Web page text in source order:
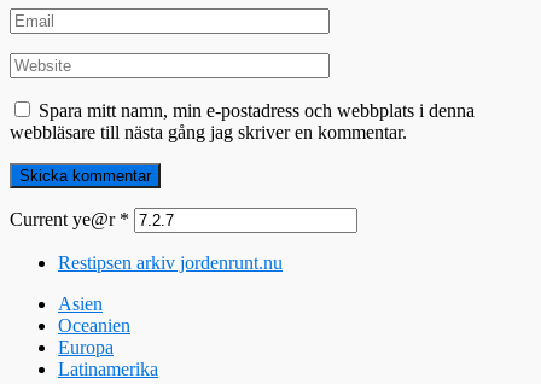
Spara mitt namn, min e-postadress och webbplats i denna
webbläsare till nästa gång jag skriver en kommentar.
Current ye@r *
Restipsen arkiv jordenrunt.nu
Asien
Oceanien
Europa
Latinamerika